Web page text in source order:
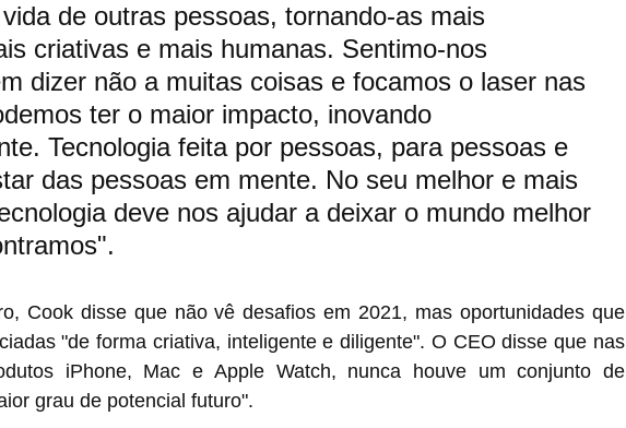
de outras pessoas, tornando-as mais
criativas e mais humanas. Sentimo-nos
dizer não a muitas coisas e focamos o laser nas
ter o maior impacto, inovando
Tecnologia feita por pessoas, para pessoas e
das pessoas em mente. No seu melhor e mais
deve nos ajudar a deixar o mundo melhor
Cook disse que não vê desafios em 2021, mas oportunidades que
"de forma criativa, inteligente e diligente". O CEO disse que nas
um conjunto de
grau de potencial futuro".